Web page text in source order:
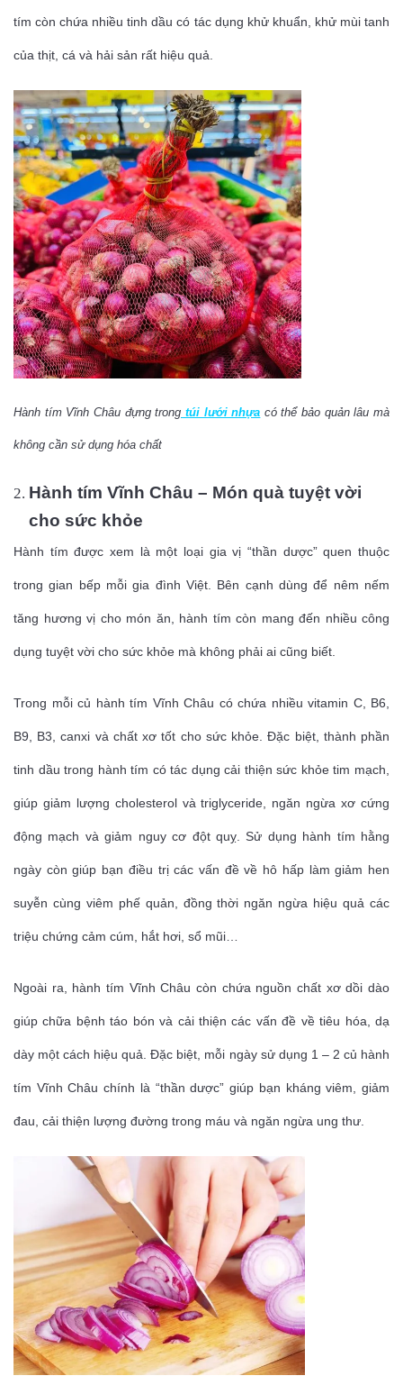
tím còn chứa nhiều tinh dầu có tác dụng khử khuẩn, khử mùi tanh
của thịt, cá và hải sản rất hiệu quả.
Hành tím Vĩnh Châu đựng trong túi lưới nhựa có thể bảo quản lâu mà
không cần sử dụng hóa chất
Hành tím Vĩnh Châu – Món quà tuyệt vời
cho sức khỏe
Hành tím được xem là một loại gia vị “thần dược” quen thuộc
trong gian bếp mỗi gia đình Việt. Bên cạnh dùng để nêm nếm
tăng hương vị cho món ăn, hành tím còn mang đến nhiều công
dụng tuyệt vời cho sức khỏe mà không phải ai cũng biết.
Trong mỗi củ hành tím Vĩnh Châu có chứa nhiều vitamin C, B6,
B9, B3, canxi và chất xơ tốt cho sức khỏe. Đặc biệt, thành phần
tinh dầu trong hành tím có tác dụng cải thiện sức khỏe tim mạch,
giúp giảm lượng cholesterol và triglyceride, ngăn ngừa xơ cứng
động mạch và giảm nguy cơ đột quỵ. Sử dụng hành tím hằng
ngày còn giúp bạn điều trị các vấn đề về hô hấp làm giảm hen
suyễn cùng viêm phế quản, đồng thời ngăn ngừa hiệu quả các
triệu chứng cảm cúm, hắt hơi, sổ mũi…
Ngoài ra, hành tím Vĩnh Châu còn chứa nguồn chất xơ dồi dào
giúp chữa bệnh táo bón và cải thiện các vấn đề về tiêu hóa, dạ
dày một cách hiệu quả. Đặc biệt, mỗi ngày sử dụng 1 – 2 củ hành
tím Vĩnh Châu chính là “thần dược” giúp bạn kháng viêm, giảm
đau, cải thiện lượng đường trong máu và ngăn ngừa ung thư.